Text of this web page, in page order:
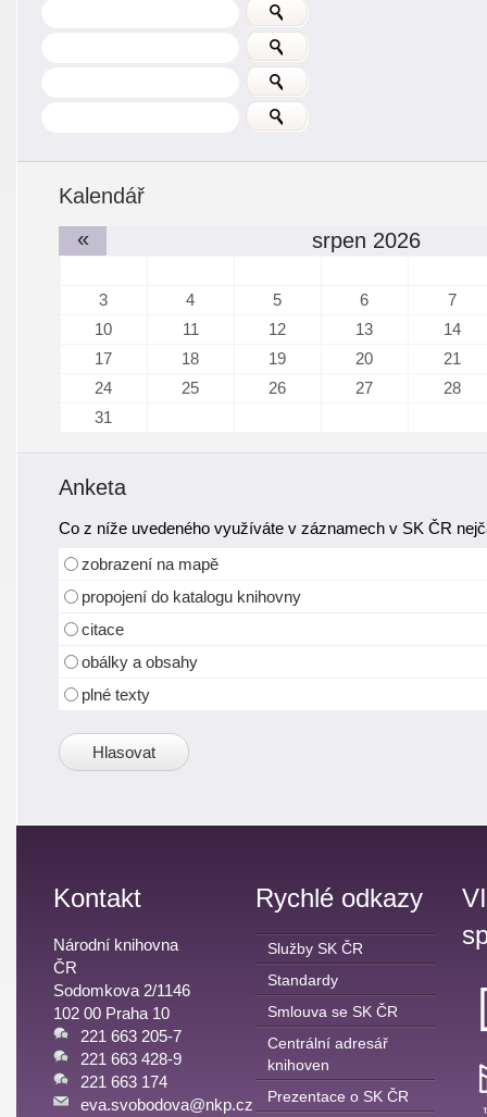
Kalendář
«
srpen 2026
3 4 5 6
7
10
11 12 13
14
17
18 19 20
21
24
25 26 27
28
31
Anketa
Co z níže uvedeného využíváte v záznamech v SK ČR
zobrazení na mapě
propojení do katalogu knihovny
citace
obálky a obsahy
plné texty
Kontakt
Národní knihovna
ČR
Sodomkova 2/1146
102 00 Praha 10
221 663 205-7
221 663 428-9
221 663 174
eva.svobodova@nkp.cz
Rychlé odkazy
Služby SK ČR
Standardy
Smlouva se SK ČR
Centrální adresář
knihoven
Prezentace o SK ČR